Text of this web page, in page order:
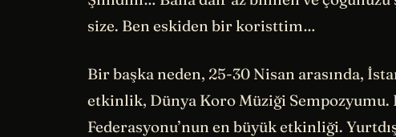
size. Ben eskiden bir koristtim…
Bir başka neden, 25-30 Nisan arasında,
etkinlik, Dünya Koro Müziği Sempozyumu.
Federasyonu’nun en büyük etkinliği.